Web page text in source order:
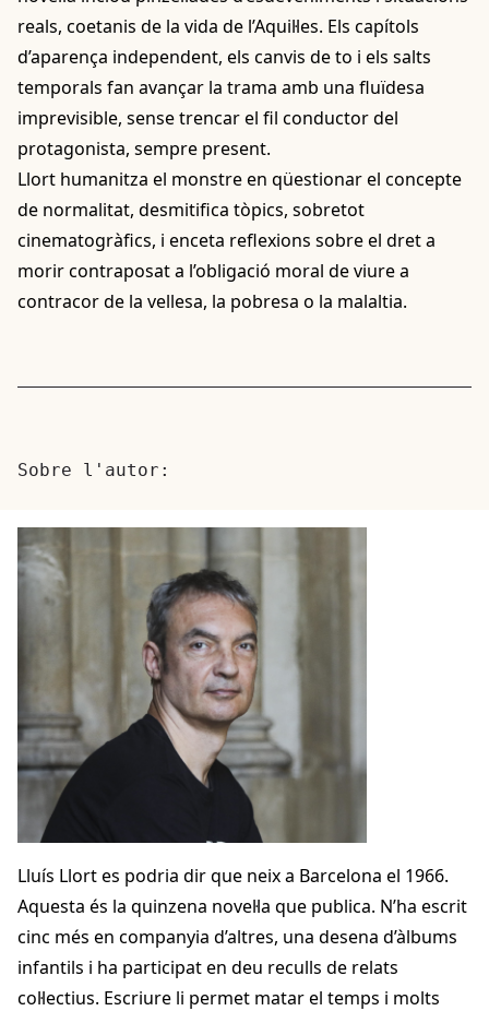
reals, coetanis de la vida de l’Aquil·les. Els capítols
d’aparença independent, els canvis de to i els salts
temporals fan avançar la trama amb una fluïdesa
imprevisible, sense trencar el fil conductor del
protagonista, sempre present.
Llort humanitza el monstre en qüestionar el concepte
de normalitat, desmitifica tòpics, sobretot
cinematogràfics, i enceta reflexions sobre el dret a
morir contraposat a l’obligació moral de viure a
contracor de la vellesa, la pobresa o la malaltia.
Sobre l'autor:
Lluís Llort es podria dir que neix a Barcelona el 1966.
Aquesta és la quinzena novel·la que publica. N’ha escrit
cinc més en companyia d’altres, una desena d’àlbums
infantils i ha participat en deu reculls de relats
col·lectius. Escriure li permet matar el temps i molts